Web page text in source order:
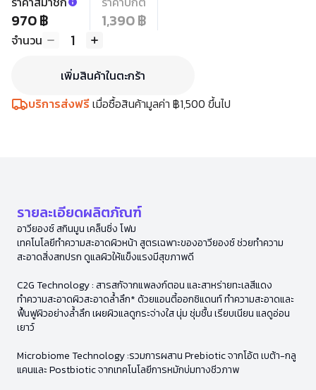
970 ฿ 1,390 ฿
จำนวน 1
เพิ่มสินค้าในตะกร้า
บริการส่งฟรีเมื่อซื้อสินค้ามูลค่า ฿1,500 ขึ้นไป
รายละเอียดผลิตภัณฑ์
อาวียองซ์ สกินมูน เคล็นซิ่ง โฟม
เทคโนโลยีทำความสะอาดผิวหน้า สูตรเฉพาะของอาวียองซ์ ช่วยทำความ
สะอาดสิ่งสกปรก ดูแลผิวให้แข็งแรงมีสุขภาพดี
C2G Technology : สารสกัจากแพลงก์ตอน และสาหร่ายทะเลสีแดง
ทำความสะอาดผิวสะอาดล้ำลึก* ด้วยแอนตี้ออกซิแดนท์ ทำความสะอาดและ
ฟื้นฟูผิวอย่างล้ำลึก เผยผิวแลดูกระจ่างใส นุ่ม ชุ่มชื้น เรียบเนียน แลดูอ่อน
เยาว์
Microbiome Technology :รวมการผสาน Prebiotic จากโอ้ต เบต้า-กลู
แคนและ Postbiotic จากเทคโนโลยีการหมักบ่มทางชีวภาพ